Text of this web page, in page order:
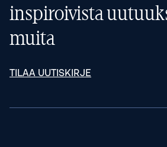
inspiroivista
muita
TILAA UUTISKIRJE